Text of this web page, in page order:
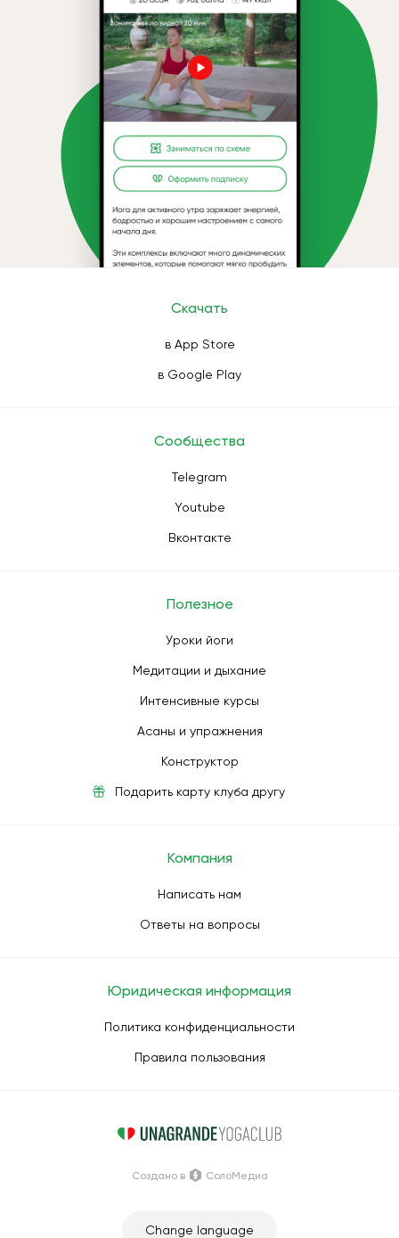
Скачать
в App Store
в Google Play
Сообщества
Telegram
Youtube
Вконтакте
Полезное
Уроки йоги
Медитации и дыхание
Интенсивные курсы
Асаны и упражнения
Конструктор
Подарить карту клуба другу
Компания
Написать нам
Ответы на вопросы
Юридическая информация
Политика конфиденциальности
Правила пользования
Change language
Создано в СолоМедиа